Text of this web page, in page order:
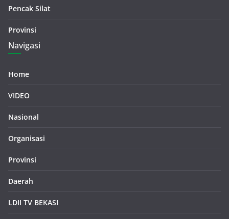
Pencak Silat
Provinsi
Navigasi
Home
VIDEO
Nasional
Organisasi
Provinsi
Daerah
LDII TV BEKASI